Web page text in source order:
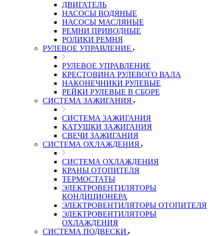
ДВИГАТЕЛЬ
НАСОСЫ ВОДЯНЫЕ
НАСОСЫ МАСЛЯНЫЕ
РЕМНИ ПРИВОДНЫЕ
РОЛИКИ РЕМНЯ
РУЛЕВОЕ УПРАВЛЕНИЕ
РУЛЕВОЕ УПРАВЛЕНИЕ
КРЕСТОВИНА РУЛЕВОГО ВАЛА
НАКОНЕЧНИКИ РУЛЕВЫЕ
РЕЙКИ РУЛЕВЫЕ В СБОРЕ
СИСТЕМА ЗАЖИГАНИЯ
СИСТЕМА ЗАЖИГАНИЯ
КАТУШКИ ЗАЖИГАНИЯ
СВЕЧИ ЗАЖИГАНИЯ
СИСТЕМА ОХЛАЖДЕНИЯ
СИСТЕМА ОХЛАЖДЕНИЯ
КРАНЫ ОТОПИТЕЛЯ
ТЕРМОСТАТЫ
ЭЛЕКТРОВЕНТИЛЯТОРЫ
КОНДИЦИОНЕРА
ЭЛЕКТРОВЕНТИЛЯТОРЫ ОТОПИТЕЛЯ
ЭЛЕКТРОВЕНТИЛЯТОРЫ
ОХЛАЖДЕНИЯ
СИСТЕМА ПОДВЕСКИ